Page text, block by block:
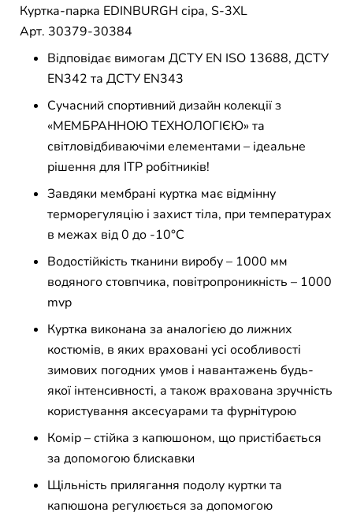
Куртка-парка EDINBURGH сіра, S-3XL
Арт. 30379-30384
Відповідає вимогам ДСТУ EN ISO 13688, ДСТУ
EN342 та ДСТУ EN343
Сучасний спортивний дизайн колекції з
«МЕМБРАННОЮ ТЕХНОЛОГІЄЮ» та
світловідбиваючіми елементами – ідеальне
рішення для ІТР робітників!
Завдяки мембрані куртка має відмінну
терморегуляцію і захист тіла, при температурах
в межах від 0 до -10°С
Водостійкість тканини виробу – 1000 мм
водяного стовпчика, повітропроникність – 1000
mvp
Куртка виконана за аналогією до лижних
костюмів, в яких враховані усі особливості
зимових погодних умов і навантажень будь-
якої інтенсивності, а також врахована зручність
користування аксесуарами та фурнітурою
Комір – стійка з капюшоном, що пристібається
за допомогою блискавки
Щільність прилягання подолу куртки та
капюшона регулюється за допомогою